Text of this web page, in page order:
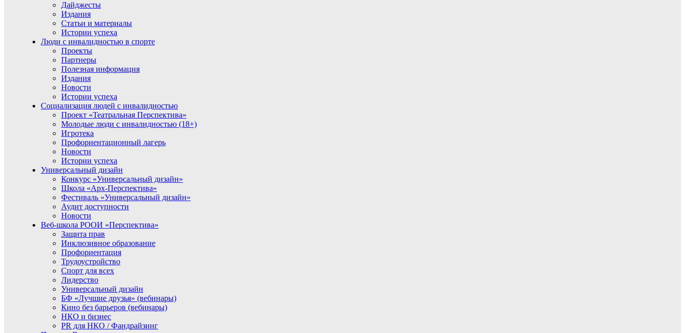
Дайджесты
Издания
Статьи и материалы
Истории успеха
Люди с инвалидностью в спорте
Проекты
Партнеры
Полезная информация
Издания
Новости
Истории успеха
Социализация людей с инвалидностью
Проект «Театральная Перспектива»
Молодые люди с инвалидностью (18+)
Игротека
Профориентационный лагерь
Новости
Истории успеха
Универсальный дизайн
Конкурс «Универсальный дизайн»
Школа «Арх-Перспектива»
Фестиваль «Универсальный дизайн»
Аудит доступности
Новости
Веб-школа РООИ «Перспектива»
Защита прав
Инклюзивное образование
Профориентация
Трудоустройство
Спорт для всех
Лидерство
Универсальный дизайн
БФ «Лучшие друзья» (вебинары)
Кино без барьеров (вебинары)
НКО и бизнес
PR для НКО / Фандрайзинг